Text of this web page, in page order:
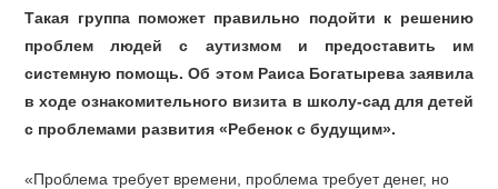
Такая группа поможет правильно подойти к решению
проблем людей с аутизмом и предоставить им
системную помощь. Об этом Раиса Богатырева заявила
в ходе ознакомительного визита в школу-сад для детей
с проблемами развития «Ребенок с будущим».
«Проблема требует времени, проблема требует денег, но